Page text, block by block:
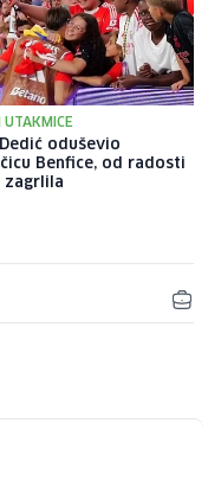
UTAKMICE
oduševio
Benfice, od radosti
zagrlila